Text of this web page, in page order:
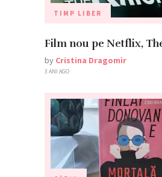
TIMP LIBER
Film nou pe Netflix,
by Cristina Dragomir
3 ANI AGO